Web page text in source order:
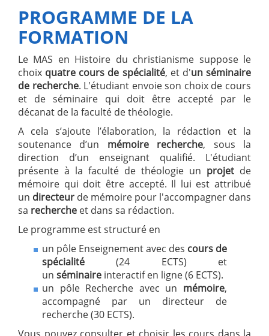
PROGRAMME DE LA
FORMATION
Le MAS en Histoire du christianisme suppose le
choix quatre cours de spécialité, et d'un séminaire
de recherche. L'étudiant envoie son choix de cours
et de séminaire qui doit être accepté par le
décanat de la faculté de théologie.
A cela s’ajoute l’élaboration, la rédaction et la
soutenance d’un mémoire recherche, sous la
direction d’un enseignant qualifié. L'étudiant
présente à la faculté de théologie un projet de
mémoire qui doit être accepté. Il lui est attribué
un directeur de mémoire pour l'accompagner dans
sa recherche et dans sa rédaction.
Le programme est structuré en
un pôle Enseignement avec des cours de
spécialité (24 ECTS) et
un séminaire interactif en ligne (6 ECTS).
un pôle Recherche avec un mémoire,
accompagné par un directeur de
recherche (30 ECTS).
Vous pouvez consulter et choisir les cours dans la